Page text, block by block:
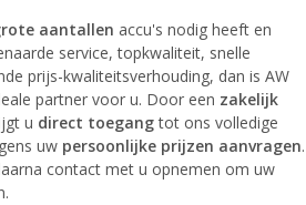
aantallen accu's nodig heeft en
service, topkwaliteit, snelle
prijs-kwaliteitsverhouding, dan is AW
partner voor u. Door een zakelijk
u direct toegangtot ons volledige
uw persoonlijke prijzen aanvragen.
contact met u opnemen om uw